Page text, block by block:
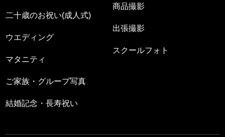
二十歳のお祝い(成人式)
ウエディング
マタニティ
ご家族・グループ写真
結婚記念・長寿祝い
商品撮影
出張撮影
スクールフォト